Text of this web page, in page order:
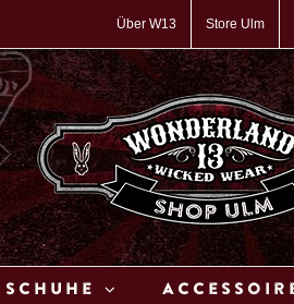
Über W13 Store Ulm
Schuhe